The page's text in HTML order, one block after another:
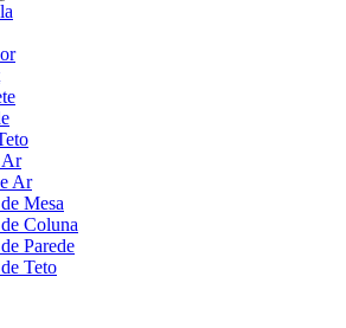
Ar
Ar
Mesa
Coluna
Parede
Teto